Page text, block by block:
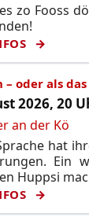
zo Fooss
– oder als
2026, 20
an der Kö
hat
Ein
Huppsi